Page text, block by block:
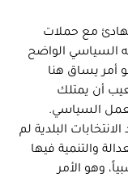
مع حملات
السياسي الواضح
أمر يساق هنا
أن يمتلك
السياسي.
البلدية لم
والتنمية فيها
وهو الأمر